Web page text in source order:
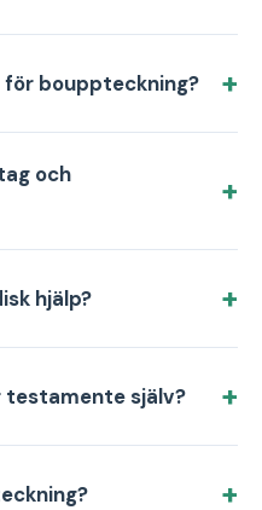
bouppteckning?
och
hjälp?
testamente själv?